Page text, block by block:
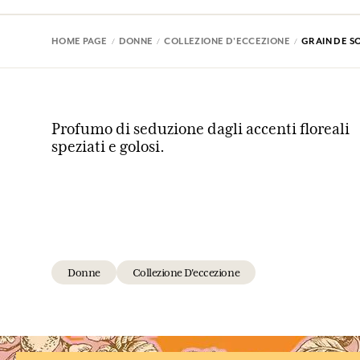
HOME PAGE DONNE COLLEZIONE D'ECCEZIONE GRAIN DE
Profumo di seduzione dagli accenti floreali
speziati e golosi.
Donne Collezione D'eccezione